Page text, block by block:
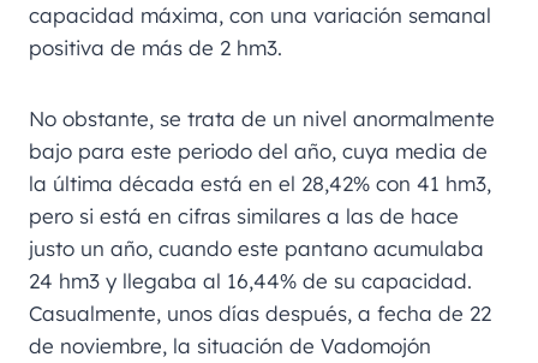
capacidad máxima, con una variación semanal
positiva de más de 2 hm3.
No obstante, se trata de un nivel anormalmente
bajo para este periodo del año, cuya media de
la última década está en el 28,42% con 41 hm3,
pero si está en cifras similares a las de hace
justo un año, cuando este pantano acumulaba
24 hm3 y llegaba al 16,44% de su capacidad.
Casualmente, unos días después, a fecha de 22
de noviembre, la situación de Vadomojón